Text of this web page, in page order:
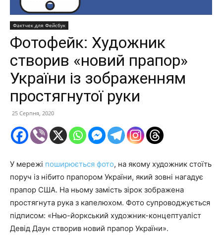
Фактчек для Фейсбук
Фотофейк: Художник
створив «новий прапор»
України із зображенням
простягнутої руки
25 Серпня, 2020
У мережі поширюється фото, на якому художник стоїть
поруч із нібито прапором України, який зовні нагадує
прапор США. На ньому замість зірок зображена
простягнута рука з капелюхом. Фото супроводжується
підписом: «Нью-йоркський художник-концептуаліст
Девід Даун створив новий прапор України».